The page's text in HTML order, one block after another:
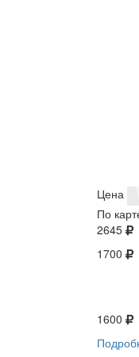
Цена
По
2645
1700
1600